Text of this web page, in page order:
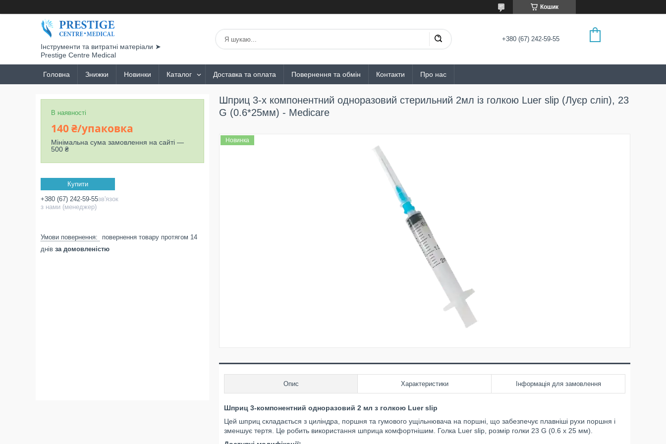
Кошик
Інструменти та витратні матеріали ➤
Prestige Centre Medical
+380 (67) 242-59-55
Головна Знижки Новинки Каталог Доставка та оплата Повернення та обмін Контакти Про нас
Шприц 3-х компонентний одноразовий стерильний 2мл із голкою Luer slip (Луєр сліп), 23
G (0.6*25мм) - Medicare
Новинка
Опис Характеристики Інформація для замовлення
Шприц 3-компонентний одноразовий 2 мл з голкою Luer slip
Цей шприц складається з циліндра, поршня та гумового ущільнювача на поршні, що забезпечує плавніші рухи поршня і
зменшує тертя. Це робить використання шприца комфортнішим. Голка Luer slip, розмір голки 23 G (0.6 x 25 мм).
В наявності
140 ₴/упаковка
Мінімальна сума замовлення на сайті —
500 ₴
Купити
+380 (67) 242-59-55зв'язок
з нами (менеджер)
повернення товару протягом 14
днів за домовленістю